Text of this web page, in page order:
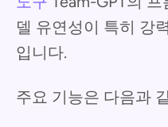
델 유연성이 특히 강
입니다.
주요 기능은 다음과